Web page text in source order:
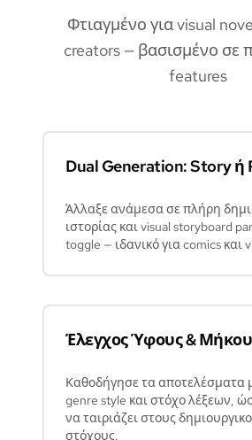
Φτιαγμένο για visual
creators — βασισμένο σε
features
Dual Generation: Story ή
Άλλαξε ανάμεσα σε πλήρη
ιστορίας και visual storyboard
toggle — ιδανικό για comics και
Έλεγχος Ύφους &
Καθοδήγησε τα αποτελέσματα
genre style και στόχο λέξεων,
να ταιριάζει στους
στόχους.